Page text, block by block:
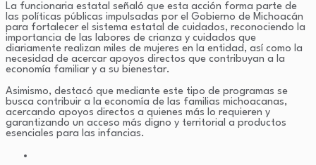
La funcionaria estatal señaló que esta acción forma parte de
las políticas públicas impulsadas por el Gobierno de Michoacán
para fortalecer el sistema estatal de cuidados, reconociendo la
importancia de las labores de crianza y cuidados que
diariamente realizan miles de mujeres en la entidad, así como la
necesidad de acercar apoyos directos que contribuyan a la
economía familiar y a su bienestar.
Asimismo, destacó que mediante este tipo de programas se
busca contribuir a la economía de las familias michoacanas,
acercando apoyos directos a quienes más lo requieren y
garantizando un acceso más digno y territorial a productos
esenciales para las infancias.